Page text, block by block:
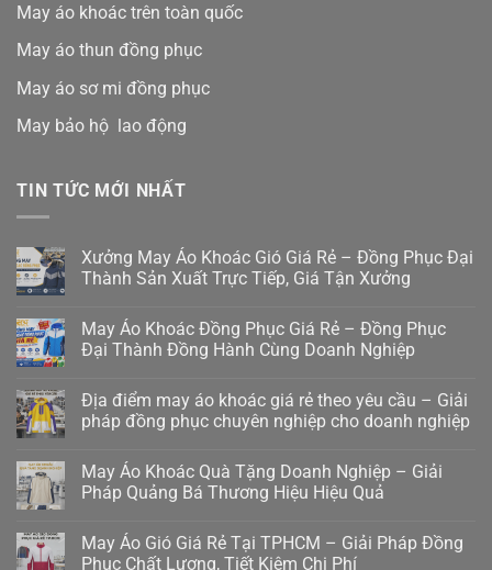
May áo khoác trên toàn quốc
May áo thun đồng phục
May áo sơ mi đồng phục
May bảo hộ lao động
TIN TỨC MỚI NHẤT
Xưởng May Áo Khoác Gió Giá Rẻ – Đồng Phục Đại
Thành Sản Xuất Trực Tiếp, Giá Tận Xưởng
May Áo Khoác Đồng Phục Giá Rẻ – Đồng Phục
Đại Thành Đồng Hành Cùng Doanh Nghiệp
Địa điểm may áo khoác giá rẻ theo yêu cầu – Giải
pháp đồng phục chuyên nghiệp cho doanh nghiệp
May Áo Khoác Quà Tặng Doanh Nghiệp – Giải
Pháp Quảng Bá Thương Hiệu Hiệu Quả
May Áo Gió Giá Rẻ Tại TPHCM – Giải Pháp Đồng
Phục Chất Lượng, Tiết Kiệm Chi Phí